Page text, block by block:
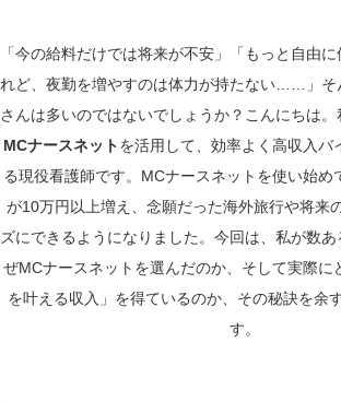
「今の給料だけでは将来が不安」「もっと自由
れど、夜勤を増やすのは体力が持たない……」そ
さんは多いのではないでしょうか？こんにちは
MCナースネットを活用して、効率よく高収入バ
る現役看護師です。MCナースネットを使い始め
が10万円以上増え、念願だった海外旅行や将来
ズにできるようになりました。今回は、私が数
ぜMCナースネットを選んだのか、そして実際に
を叶える収入」を得ているのか、その秘訣を余
す。